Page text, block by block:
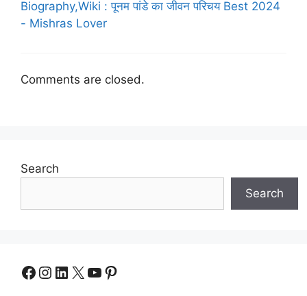
Biography,Wiki : पूनम पांडे का जीवन परिचय Best 2024
- Mishras Lover
Comments are closed.
Search
Search
Facebook
Instagram
LinkedIn
X YouTube
Pinterest